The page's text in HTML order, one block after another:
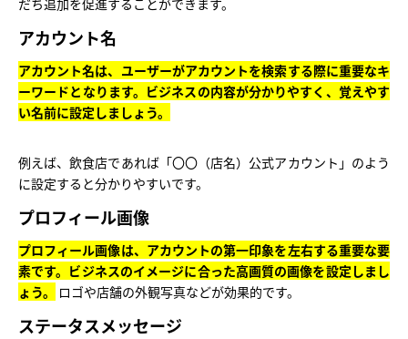
だち追加を促進することができます。
アカウント名
アカウント名は、ユーザーがアカウントを検索する際に重要なキ
ーワードとなります。ビジネスの内容が分かりやすく、覚えやす
い名前に設定しましょう。
例えば、飲食店であれば「〇〇（店名）公式アカウント」のよう
に設定すると分かりやすいです。
プロフィール画像
プロフィール画像は、アカウントの第一印象を左右する重要な要
素です。ビジネスのイメージに合った高画質の画像を設定しまし
ょう。
ロゴや店舗の外観写真などが効果的です。
ステータスメッセージ